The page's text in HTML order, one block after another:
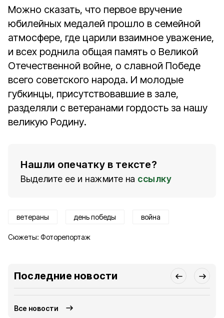
Можно сказать, что первое вручение
юбилейных медалей прошло в семейной
атмосфере, где царили взаимное уважение,
и всех роднила общая память о Великой
Отечественной войне, о славной Победе
всего советского народа. И молодые
губкинцы, присутствовавшие в зале,
разделяли с ветеранами гордость за нашу
великую Родину.
Нашли опечатку в тексте?
Выделите ее и нажмите на ссылку
ветераны день победы война
Сюжеты: Фоторепортаж
Последние новости
Все новости